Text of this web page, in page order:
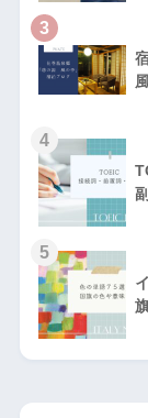
3
4
5